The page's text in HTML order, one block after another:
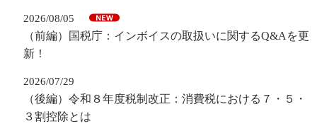
2026/08/05
（前編）国税庁：インボイスの取扱いに関するQ&Aを更
新！
2026/07/29
（後編）令和８年度税制改正：消費税における７・５・
３割控除とは